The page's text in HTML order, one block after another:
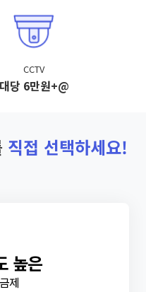
CCTV
대당 6만원+@
직접 선택하세요!
높은
제